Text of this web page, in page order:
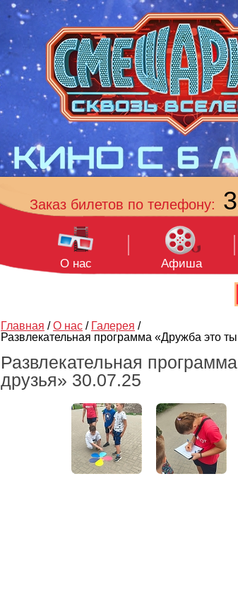
Заказ билетов по телефону:
О нас Афиша
Главная / О нас / Галерея /
Развлекательная программа «Дружба это
Развлекательная
друзья» 30.07.25